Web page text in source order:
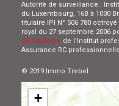
Autorité de surveillance :
du Luxembourg, 16B à 1000
titulaire IPI N° 506 780
royal du 27 septembre 2006
déontologie de l'Institut
Assurance RC
© 2019 Immo Trebel
+